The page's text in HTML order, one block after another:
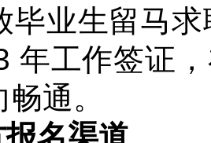
毕业生留马
年工作签证
通。